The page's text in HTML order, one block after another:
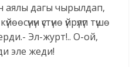
аялы дагы чырылдап,
үстүнө үйрүлүп түшө
Эл-журт!.. О-ой,
эле жеди!